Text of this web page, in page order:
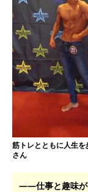
筋トレとともに人生
さん
――仕事と趣味が